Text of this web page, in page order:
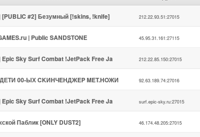
[PUBLIC #2] Безумный [!skins, !knife] 212.22.93.51:27015
| Public SANDSTONE 45.95.31.161:27115
Epic Sky Surf Combat !JetPack Free Ja 212.22.85.150:27015
ДЕТИ 00-ЫХ CKИHЧEHДЖEP MET.HOЖИ 92.63.189.74:27016
Epic Sky Surf Combat !JetPack Free Ja surf.epic-sky.ru:27015
Паблик [ONLY DUST2] 46.174.48.205:27015